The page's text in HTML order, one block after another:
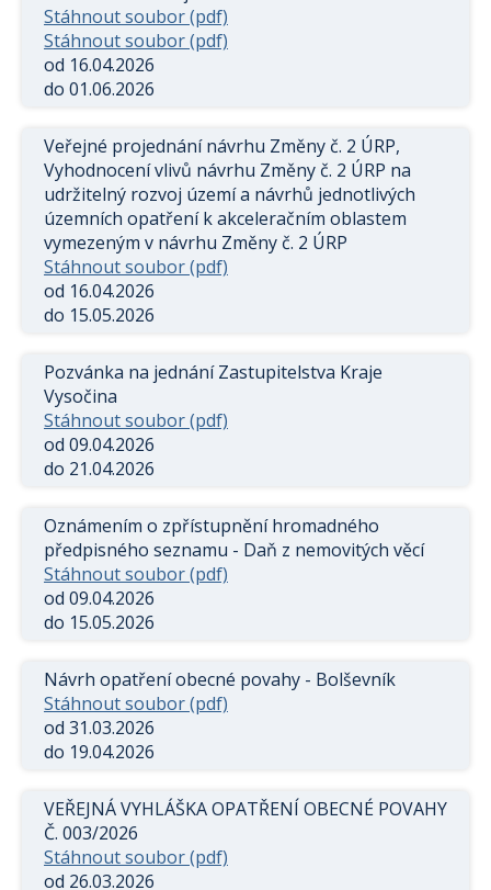
Stáhnout soubor (pdf)
Stáhnout soubor (pdf)
od 16.04.2026
do 01.06.2026
Veřejné projednání návrhu Změny č. 2 ÚRP,
Vyhodnocení vlivů návrhu Změny č. 2 ÚRP na
udržitelný rozvoj území a návrhů jednotlivých
územních opatření k akceleračním oblastem
vymezeným v návrhu Změny č. 2 ÚRP
Stáhnout soubor (pdf)
od 16.04.2026
do 15.05.2026
Pozvánka na jednání Zastupitelstva Kraje
Vysočina
Stáhnout soubor (pdf)
od 09.04.2026
do 21.04.2026
Oznámením o zpřístupnění hromadného
předpisného seznamu - Daň z nemovitých věcí
Stáhnout soubor (pdf)
od 09.04.2026
do 15.05.2026
Návrh opatření obecné povahy - Bolševník
Stáhnout soubor (pdf)
od 31.03.2026
do 19.04.2026
VEŘEJNÁ VYHLÁŠKA OPATŘENÍ OBECNÉ POVAHY
Č. 003/2026
Stáhnout soubor (pdf)
od 26.03.2026